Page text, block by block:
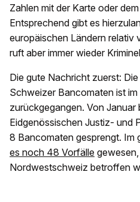
Zahlen mit der Karte oder
Entsprechend gibt es
europäischen Ländern relativ
ruft aber immer wieder
Die gute Nachricht zuerst:
Schweizer Bancomaten ist
zurückgegangen. Von Januar
Eidgenössischen Justiz- und
8 Bancomaten gesprengt. Im
es noch 48 Vorfälle
Nordwestschweiz betroffen